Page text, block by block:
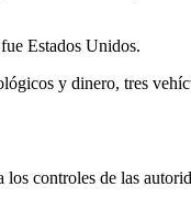
Estados Unidos.
y dinero, tres
controles de las